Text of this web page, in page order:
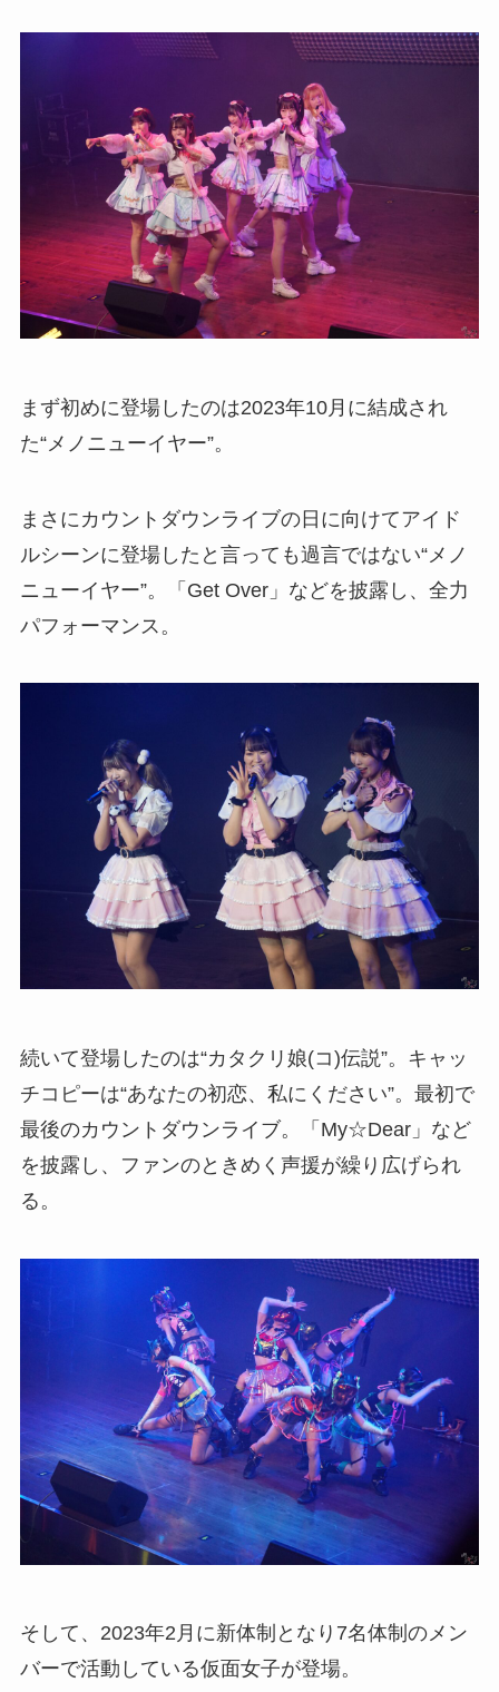
まず初めに登場したのは2023年10月に結成され
た“メノニューイヤー”。
まさにカウントダウンライブの日に向けてアイド
ルシーンに登場したと言っても過言ではない“メノ
ニューイヤー”。「Get Over」などを披露し、全力
パフォーマンス。
続いて登場したのは“カタクリ娘(コ)伝説”。キャッ
チコピーは“あなたの初恋、私にください”。最初で
最後のカウントダウンライブ。「My☆Dear」など
を披露し、ファンのときめく声援が繰り広げられ
る。
そして、2023年2月に新体制となり7名体制のメン
バーで活動している仮面女子が登場。